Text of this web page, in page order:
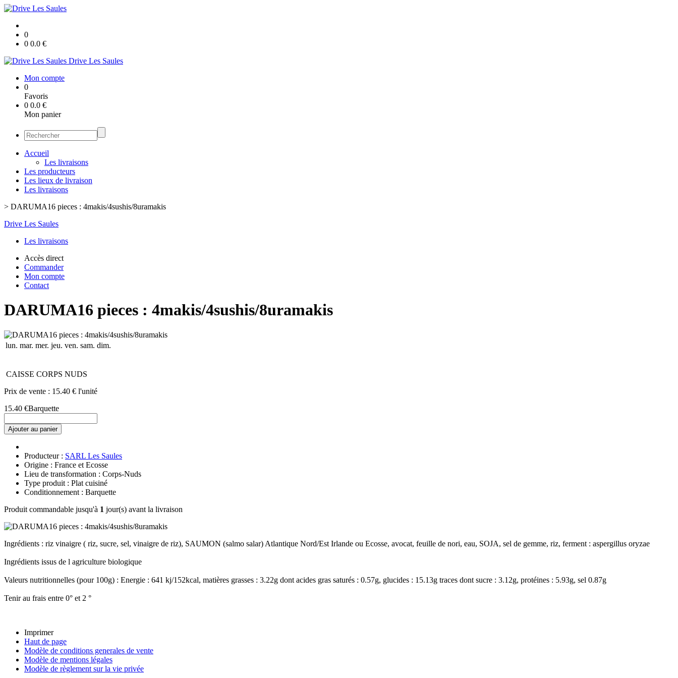
0
0 0.0 €
Drive Les Saules
Mon compte
0
Favoris
0 0.0 €
Mon panier
Accueil
Les livraisons
Les producteurs
Les lieux de livraison
Les livraisons
> DARUMA16 pieces : 4makis/4sushis/8uramakis
Drive Les Saules
Les livraisons
Accès direct
Commander
Mon compte
Contact
DARUMA16 pieces : 4makis/4sushis/8uramakis
lun. mar. mer. jeu. ven. sam. dim.
CAISSE CORPS NUDS
Prix de vente : 15.40 € l'unité
15.40 €Barquette
Ajouter au panier
Producteur : SARL Les Saules
Origine : France et Ecosse
Lieu de transformation : Corps-Nuds
Type produit : Plat cuisiné
Conditionnement : Barquette
Produit commandable jusqu'à 1 jour(s) avant la livraison
Ingrédients : riz vinaigre ( riz, sucre, sel, vinaigre de riz), SAUMON (salmo salar) Atlantique Nord/Est Irlande ou Ecosse, avocat, feuille de nori, eau, SOJA, sel de gemme, riz, ferment : aspergillus oryzae
Ingrédients issus de l agriculture biologique
Valeurs nutritionnelles (pour 100g) : Energie : 641 kj/152kcal, matières grasses : 3.22g dont acides gras saturés : 0.57g, glucides : 15.13g traces dont sucre : 3.12g, protéines : 5.93g, sel 0.87g
Tenir au frais entre 0° et 2 °
Imprimer
Haut de page
Modèle de conditions generales de vente
Modèle de mentions légales
Modèle de règlement sur la vie privée